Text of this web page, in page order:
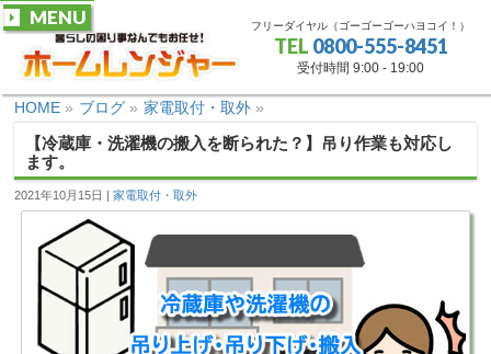
フリーダイヤル（ゴーゴーゴーハヨコイ！）
TEL 0800-555-8451
受付時間 9:00 - 19:00
MENU
HOME » ブログ » 家電取付・取外 »
【冷蔵庫・洗濯機の搬入を断られた？】吊り作業も対応し
ます。
2021年10月15日 家電取付・取外